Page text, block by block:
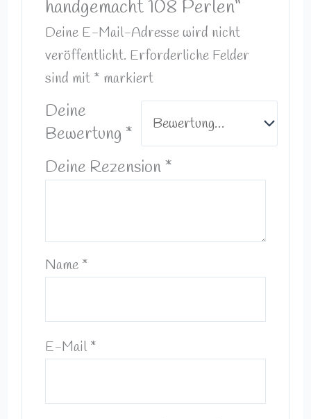
handgemacht 108 Perlen“
Deine E-Mail-Adresse wird nicht
veröffentlicht. Erforderliche Felder
sind mit * markiert
Deine
Bewertung *
Deine Rezension*
Name *
E-Mail *